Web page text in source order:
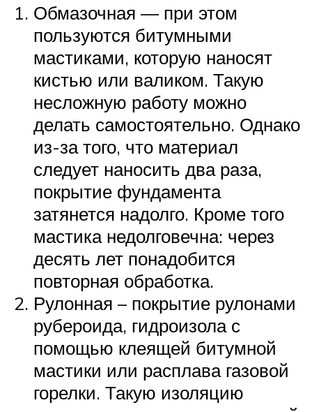
Обмазочная — при этом
пользуются битумными
мастиками, которую наносят
кистью или валиком. Такую
несложную работу можно
делать самостоятельно. Однако
из-за того, что материал
следует наносить два раза,
покрытие фундамента
затянется надолго. Кроме того
мастика недолговечна: через
десять лет понадобится
повторная обработка.
Рулонная – покрытие рулонами
рубероида, гидроизола с
помощью клеящей битумной
мастики или расплава газовой
горелки. Такую изоляцию